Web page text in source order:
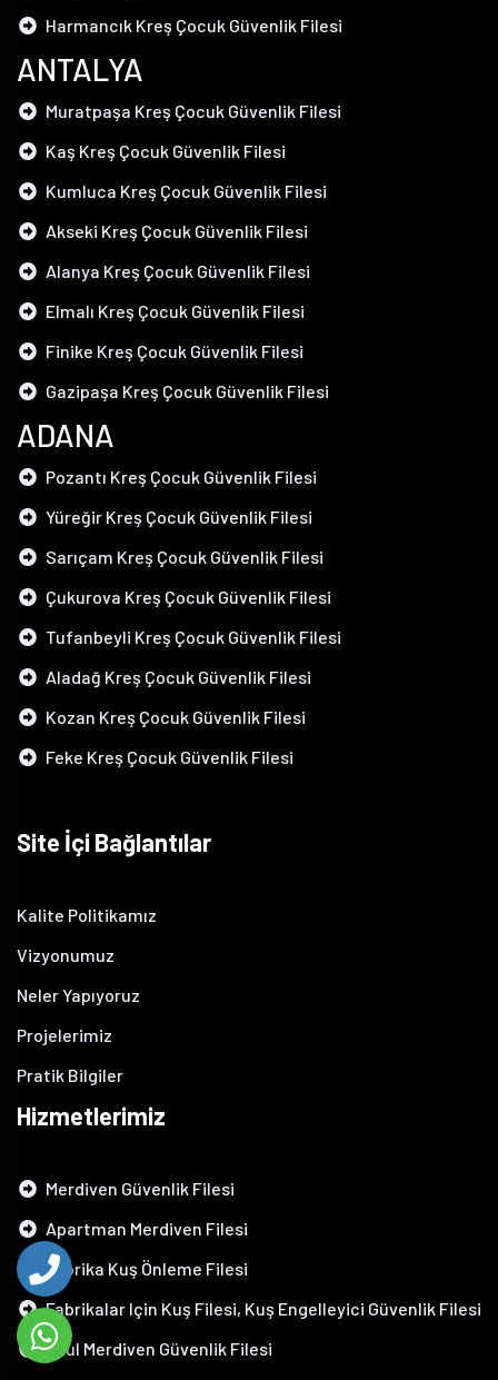
Harmancık Kreş Çocuk Güvenlik Filesi
ANTALYA
Muratpaşa Kreş Çocuk Güvenlik Filesi
Kaş Kreş Çocuk Güvenlik Filesi
Kumluca Kreş Çocuk Güvenlik Filesi
Akseki Kreş Çocuk Güvenlik Filesi
Alanya Kreş Çocuk Güvenlik Filesi
Elmalı Kreş Çocuk Güvenlik Filesi
Finike Kreş Çocuk Güvenlik Filesi
Gazipaşa Kreş Çocuk Güvenlik Filesi
ADANA
Pozantı Kreş Çocuk Güvenlik Filesi
Yüreğir Kreş Çocuk Güvenlik Filesi
Sarıçam Kreş Çocuk Güvenlik Filesi
Çukurova Kreş Çocuk Güvenlik Filesi
Tufanbeyli Kreş Çocuk Güvenlik Filesi
Aladağ Kreş Çocuk Güvenlik Filesi
Kozan Kreş Çocuk Güvenlik Filesi
Feke Kreş Çocuk Güvenlik Filesi
Site İçi Bağlantılar
Kalite Politikamız
Vizyonumuz
Neler Yapıyoruz
Projelerimiz
Pratik Bilgiler
Hizmetlerimiz
Merdiven Güvenlik Filesi
Apartman Merdiven Filesi
Fabrika Kuş Önleme Filesi
Fabrikalar Için Kuş Filesi, Kuş Engelleyici Güvenlik Filesi
Okul Merdiven Güvenlik Filesi